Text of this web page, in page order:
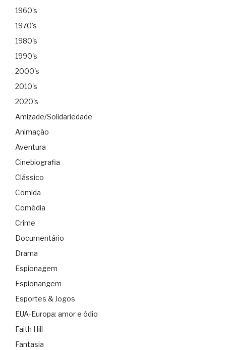
1960's
1970's
1980's
1990's
2000's
2010's
2020's
Amizade/Solidariedade
Animação
Aventura
Cinebiografia
Clássico
Comida
Comédia
Crime
Documentário
Drama
Espionagem
Espionangem
Esportes & Jogos
EUA-Europa: amor e ódio
Faith Hill
Fantasia